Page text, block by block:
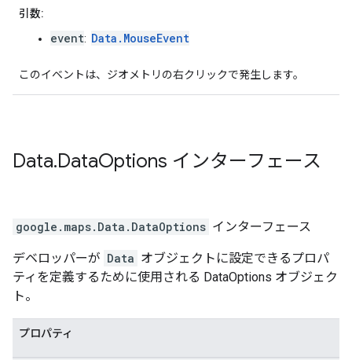
引数:
event: Data.MouseEvent
このイベントは、ジオメトリの右クリックで発生します。
Data.DataOptions インターフェース
google.maps. Data.DataOptions インターフェース
デベロッパーが Data オブジェクトに設定できるプロパ
ティを定義するために使用される DataOptions オブジェク
ト。
プロパティ